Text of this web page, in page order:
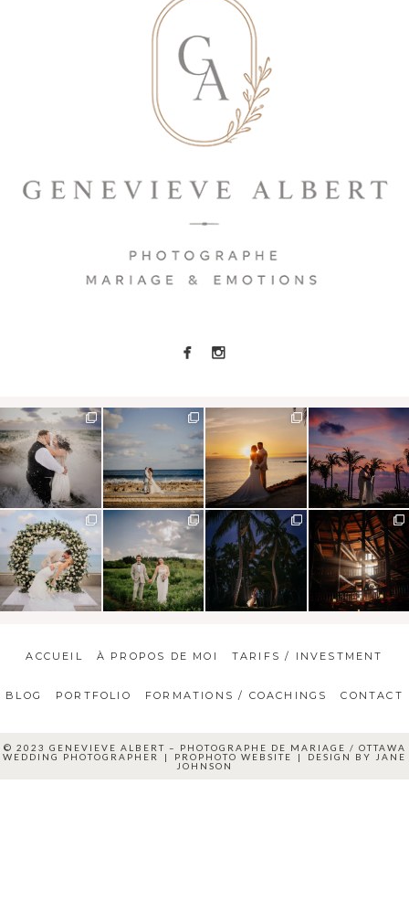
ACCUEIL À PROPOS DE MOI TARIFS / INVESTMENT
BLOG PORTFOLIO FORMATIONS / COACHINGS CONTACT
© 2023 GENEVIEVE ALBERT – PHOTOGRAPHE DE MARIAGE / OTTAWA
WEDDING PHOTOGRAPHER
| PROPHOTO WEBSITE | DESIGN BY
JANE
JOHNSON